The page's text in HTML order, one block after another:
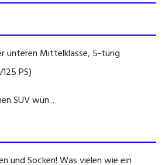
unteren Mittelklasse, 5-türig
PS)
SUV wün...
und Socken! Was vielen wie ein